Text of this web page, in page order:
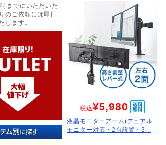
までにいただいた
のご依頼には即日
します。
税込¥5,980
液晶モニターアーム(デュアル
モニター対応・2台設置・3...